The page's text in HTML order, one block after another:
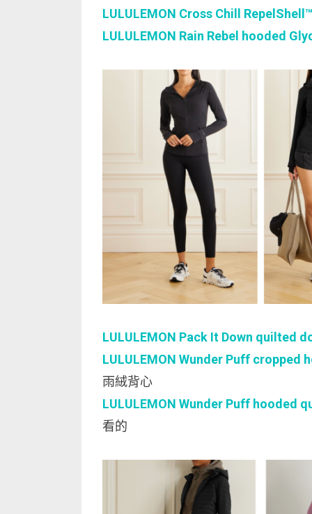
LULULEMON Cross Chill
LULULEMON Rain Rebel hooded
LULULEMON Pack It Down quilted
LULULEMON Wunder Puff
雨絨背心
LULULEMON Wunder Puff hooded
看的